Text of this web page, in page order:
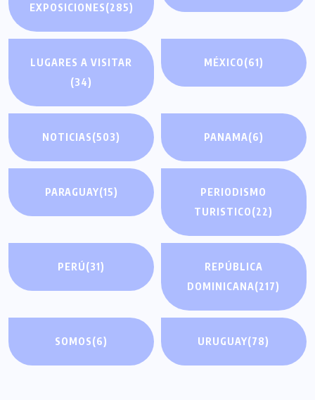
EXPOSICIONES(285)
LUGARES A VISITAR
(34)
MÉXICO(61)
NOTICIAS(503) PANAMA(6)
PARAGUAY(15)
PERIODISMO
TURISTICO(22)
PERÚ(31)
REPÚBLICA
DOMINICANA(217)
SOMOS(6) URUGUAY(78)